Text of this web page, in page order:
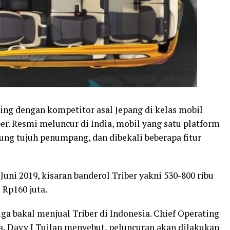
dengan kompetitor asal Jepang di kelas mobil
Resmi meluncur di India, mobil yang satu platform
tujuh penumpang, dan dibekali beberapa fitur
2019, kisaran banderol Triber yakni 530-800 ribu
juta.
bakal menjual Triber di Indonesia. Chief Operating
Davy J Tuilan menyebut, peluncuran akan dilakukan